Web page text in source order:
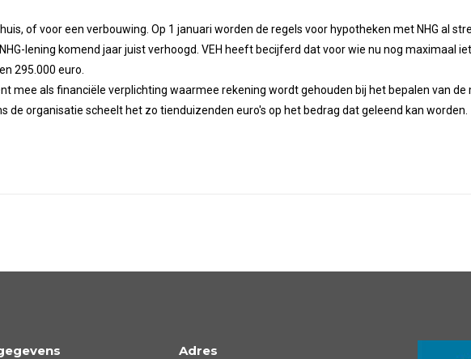
of voor een verbouwing. Op 1 januari worden de regels voor hypotheken met NHG al
lening komend jaar juist verhoogd. VEH heeft becijferd dat voor wie nu nog maximaal
295.000 euro.
mee als financiële verplichting waarmee rekening wordt gehouden bij het bepalen van de
de organisatie scheelt het zo tienduizenden euro's op het bedrag dat geleend kan worden.
Adres